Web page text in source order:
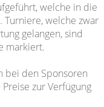
welche in die
Turniere, welche zwar
gelangen, sind
markiert.
bei den Sponsoren
zur Verfügung